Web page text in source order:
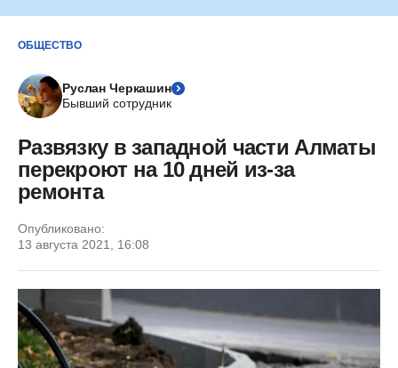
ОБЩЕСТВО
Руслан Черкашин
Бывший сотрудник
Развязку в западной части Алматы
перекроют на 10 дней из-за
ремонта
Опубликовано:
13 августа 2021, 16:08